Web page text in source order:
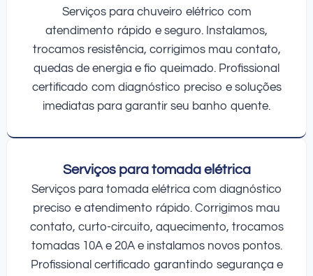
Serviços para chuveiro elétrico com
atendimento rápido e seguro. Instalamos,
trocamos resistência, corrigimos mau contato,
quedas de energia e fio queimado. Profissional
certificado com diagnóstico preciso e soluções
imediatas para garantir seu banho quente.
Serviços para tomada elétrica
Serviços para tomada elétrica com diagnóstico
preciso e atendimento rápido. Corrigimos mau
contato, curto-circuito, aquecimento, trocamos
tomadas 10A e 20A e instalamos novos pontos.
Profissional certificado garantindo segurança e